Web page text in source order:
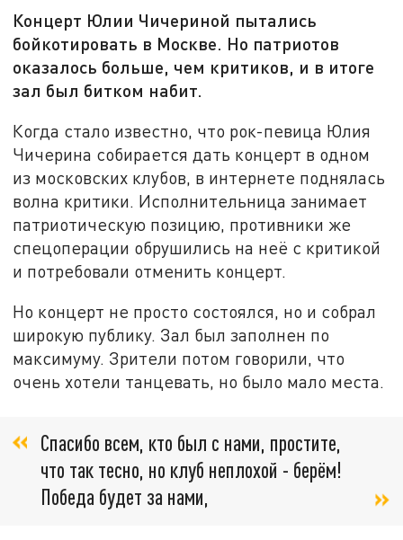
Концерт Юлии Чичериной пытались
бойкотировать в Москве. Но патриотов
оказалось больше, чем критиков, и в итоге
зал был битком набит.
Когда стало известно, что рок-певица Юлия
Чичерина собирается дать концерт в одном
из московских клубов, в интернете поднялась
волна критики. Исполнительница занимает
патриотическую позицию, противники же
спецоперации обрушились на неё с критикой
и потребовали отменить концерт.
Но концерт не просто состоялся, но и собрал
широкую публику. Зал был заполнен по
максимуму. Зрители потом говорили, что
очень хотели танцевать, но было мало места.
Спасибо всем, кто был с нами, простите,
что так тесно, но клуб неплохой - берём!
Победа будет за нами,